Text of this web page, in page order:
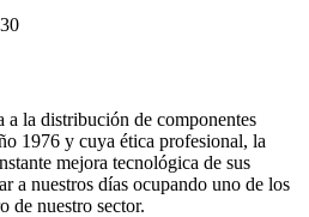
a la distribución de componentes
1976 y cuya ética profesional, la
mejora tecnológica de sus
a nuestros días ocupando uno de los
de nuestro sector.